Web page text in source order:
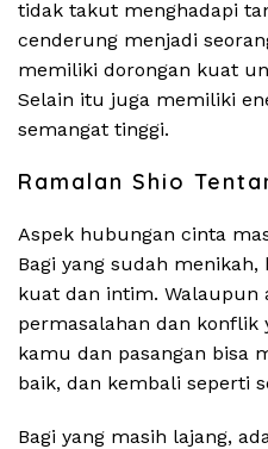
tidak takut menghadapi
cenderung menjadi
memiliki dorongan kuat
Selain itu juga memiliki
semangat tinggi.
Ramalan Shio
Aspek hubungan cinta
Bagi yang sudah
kuat dan intim. Walaupun
permasalahan dan konflik
kamu dan pasangan bisa
baik, dan kembali seperti
Bagi yang masih lajang,